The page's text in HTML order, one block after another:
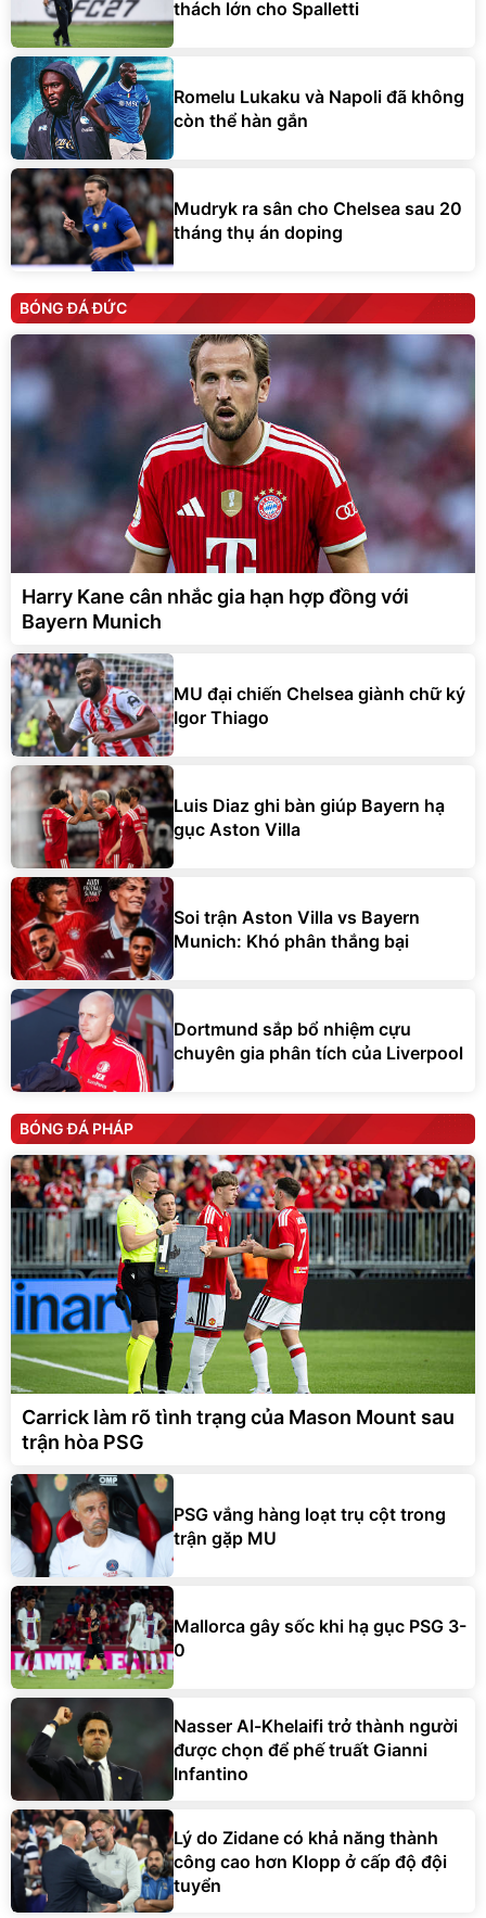
thách lớn cho Spalletti
Romelu Lukaku và Napoli đã không
còn thể hàn gắn
Mudryk ra sân cho Chelsea sau 20
tháng thụ án doping
BÓNG ĐÁ ĐỨC
Harry Kane cân nhắc gia hạn hợp đồng với
Bayern Munich
MU đại chiến Chelsea giành chữ ký
Igor Thiago
Luis Diaz ghi bàn giúp Bayern hạ
gục Aston Villa
Soi trận Aston Villa vs Bayern
Munich: Khó phân thắng bại
Dortmund sắp bổ nhiệm cựu
chuyên gia phân tích của Liverpool
BÓNG ĐÁ PHÁP
Carrick làm rõ tình trạng của Mason Mount sau
trận hòa PSG
PSG vắng hàng loạt trụ cột trong
trận gặp MU
Mallorca gây sốc khi hạ gục PSG 3-
0
Nasser Al-Khelaifi trở thành người
được chọn để phế truất Gianni
Infantino
Lý do Zidane có khả năng thành
công cao hơn Klopp ở cấp độ đội
tuyển